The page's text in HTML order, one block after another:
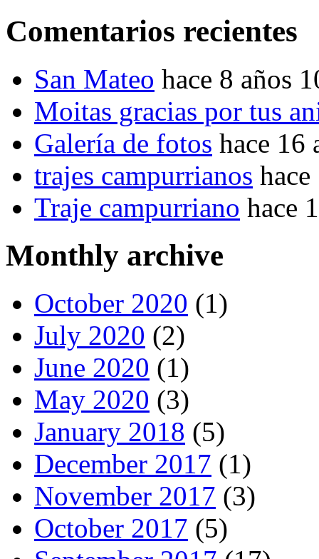
Comentarios recientes
San Mateo hace 8 años
Moitas gracias por tus
Galería de fotos hace 16
trajes campurrianos
Traje campurriano hace
Monthly archive
October 2020 (1)
July 2020 (2)
June 2020 (1)
May 2020 (3)
January 2018 (5)
December 2017 (1)
November 2017 (3)
October 2017 (5)